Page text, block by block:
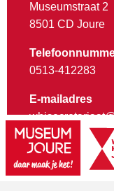
Museumstraat 2
8501 CD Joure
0513-412283
E-mailadres